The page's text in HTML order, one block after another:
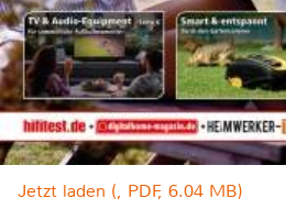
Jetzt laden (, PDF, 6.04 MB)